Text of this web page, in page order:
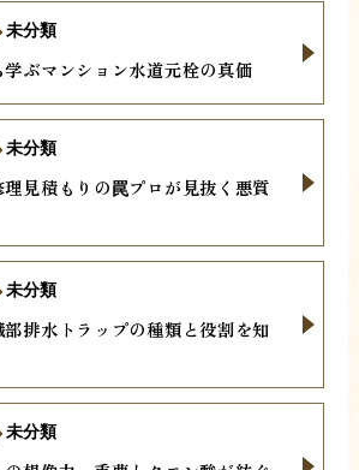
ぶマンション水道元栓の真価
未分類
見積もりの罠プロが見抜く悪質
未分類
排水トラップの種類と役割を知
未分類
未分類